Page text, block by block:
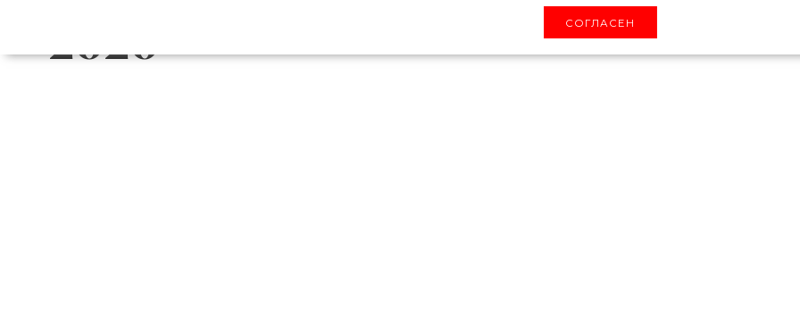
СОГЛАСЕН
2020